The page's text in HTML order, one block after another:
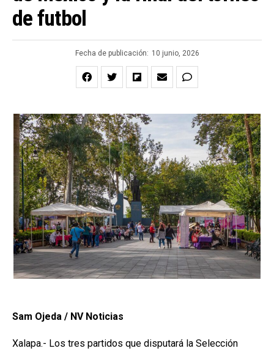
de futbol
Fecha de publicación: 10 junio, 2026
Sam Ojeda / NV Noticias
Xalapa.- Los tres partidos que disputará la Selección